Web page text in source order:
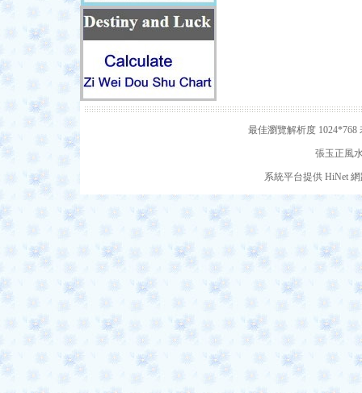
最佳瀏覽解析度
張玉正風
系統平台提供 HiNet